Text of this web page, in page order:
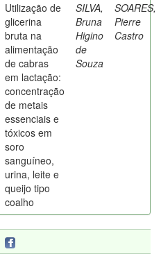
Utilização de
glicerina
bruta na
alimentação
de cabras
em lactação:
concentração
de metais
essenciais e
tóxicos em
soro
sanguíneo,
urina, leite e
queijo tipo
coalho
SILVA,
Bruna
Higino
de
Souza
SOARES,
Pierre
Castro